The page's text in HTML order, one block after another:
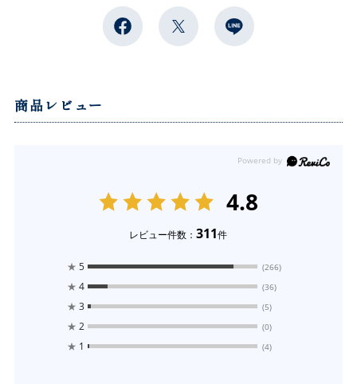
商品レビュー
4.8
レビュー件数：311件
★ 5 (266)
★ 4 (36)
★ 3 (5)
★ 2 (0)
★ 1 (4)